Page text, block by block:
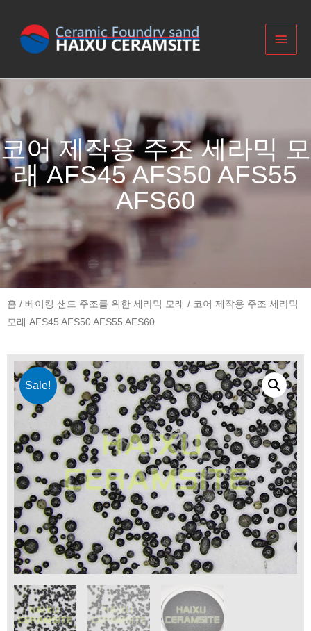
코어 제작용 주조 세라믹 모
래 AFS45 AFS50 AFS55
AFS60
홈 / 베이킹 샌드 주조를 위한 세라믹 모래 / 코어 제작용 주조 세라믹
모래 AFS45 AFS50 AFS55 AFS60
Sale!